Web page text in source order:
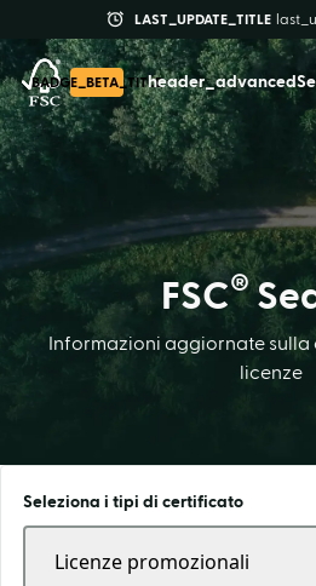
LAST_UPDATE_TITLE
BADGE_BETA_TITLE
FSC®
Informazioni aggiornate
licenze
Seleziona i tipi di certificato
Licenze promozionali